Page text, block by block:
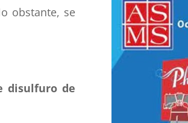
obstante, se
disulfuro de